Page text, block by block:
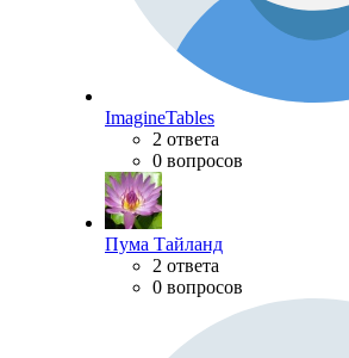
ImagineTables
2 ответа
0 вопросов
Пума Тайланд
2 ответа
0 вопросов